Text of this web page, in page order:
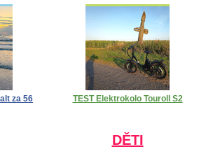
za 56
TEST Elektrokolo Touroll S2
DĚTI